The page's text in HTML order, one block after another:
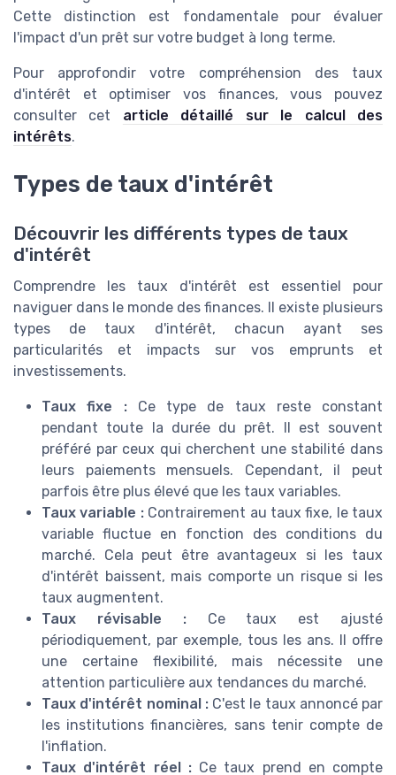
Cette distinction est fondamentale pour évaluer
l'impact d'un prêt sur votre budget à long terme.
Pour approfondir votre compréhension des taux
d'intérêt et optimiser vos finances, vous pouvez
consulter cet article détaillé sur le calcul des
intérêts.
Types de taux d'intérêt
Découvrir les différents types de taux
d'intérêt
Comprendre les taux d'intérêt est essentiel pour
naviguer dans le monde des finances. Il existe plusieurs
types de taux d'intérêt, chacun ayant ses
particularités et impacts sur vos emprunts et
investissements.
Taux fixe :Ce type de taux reste constant
pendant toute la durée du prêt. Il est souvent
préféré par ceux qui cherchent une stabilité dans
leurs paiements mensuels. Cependant, il peut
parfois être plus élevé que les taux variables.
Taux variable :Contrairement au taux fixe, le taux
variable fluctue en fonction des conditions du
marché. Cela peut être avantageux si les taux
d'intérêt baissent, mais comporte un risque si les
taux augmentent.
Taux révisable :Ce taux est ajusté
périodiquement, par exemple, tous les ans. Il offre
une certaine flexibilité, mais nécessite une
attention particulière aux tendances du marché.
Taux d'intérêt nominal :C'est le taux annoncé par
les institutions financières, sans tenir compte de
l'inflation.
Taux d'intérêt réel :Ce taux prend en compte